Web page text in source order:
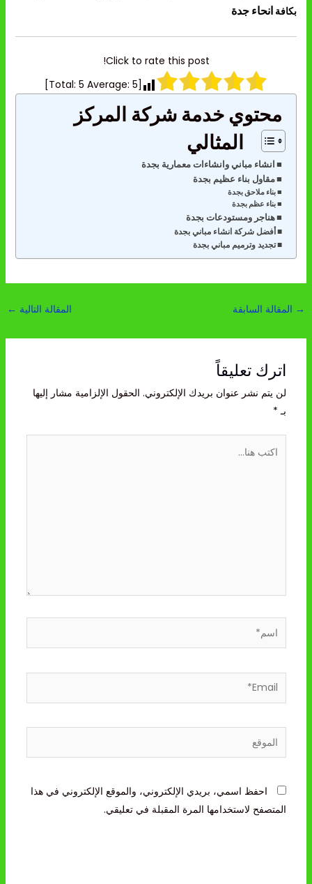
بكافة انحاء جدة
Click to rate this post!
[Total:
5 Average: 5
]
محتوي خدمة شركة المركز
المثالي
انشاء مباني وانشاءات معمارية بجدة
مقاول بناء عظيم بجدة
بناء ملاحق بجدة
بناء عظم بجدة
هناجر ومستودعات بجدة
أفضل شركة انشاء مباني بجدة
تجديد وترميم مباني بجدة
→ المقالة السابقة المقالة التالية ←
اترك تعليقاً
لن يتم نشر عنوان بريدك الإلكتروني. الحقول الإلزامية مشار إليها
بـ *
اسم*
Email*
الموقع
احفظ اسمي، بريدي الإلكتروني، والموقع الإلكتروني في هذا
المتصفح لاستخدامها المرة المقبلة في تعليقي.